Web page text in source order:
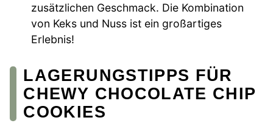
zusätzlichen Geschmack. Die Kombination
von Keks und Nuss ist ein großartiges
Erlebnis!
LAGERUNGSTIPPS FÜR
CHEWY CHOCOLATE CHIP
COOKIES